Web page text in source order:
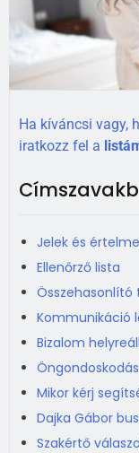
Ha kíváncsi vagy,
iratkozz fel a
Jelek és
Ellenőrző lista
Összehasonlító
Kommunikáció
Bizalom
Mikor kérj
Dajka Gábor
Szakértő